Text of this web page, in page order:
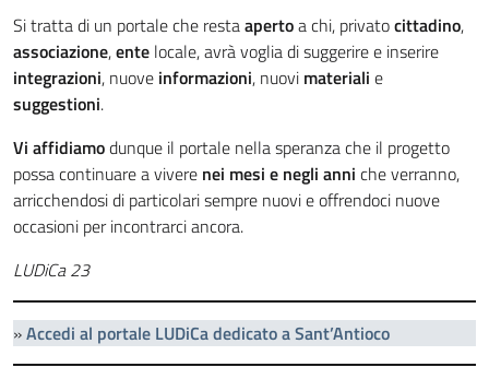
Si tratta di un portale che restaapertoa chi, privatocittadino,
associazione,ente locale, avrà voglia di suggerire e inserire
integrazioni, nuove informazioni, nuovi materiali e
suggestioni.
Vi affidiamodunque il portale nella speranza che il progetto
possa continuare a vivere nei mesi e negli anni che verranno,
arricchendosi di particolari sempre nuovi e offrendoci nuove
occasioni per incontrarci ancora.
LUDiCa 23
»Accedi al portale LUDiCa dedicato a Sant’Antioco